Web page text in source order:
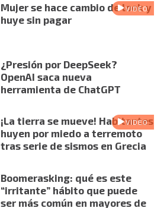
VIDEO
Mujer se hace cambio de look y
huye sin pagar
¿Presión por DeepSeek?
OpenAI saca nueva
herramienta de ChatGPT
VIDEO
¡La tierra se mueve! Habitantes
huyen por miedo a terremoto
tras serie de sismos en Grecia
Boomerasking: qué es este
“irritante” hábito que puede
ser más común en mayores de